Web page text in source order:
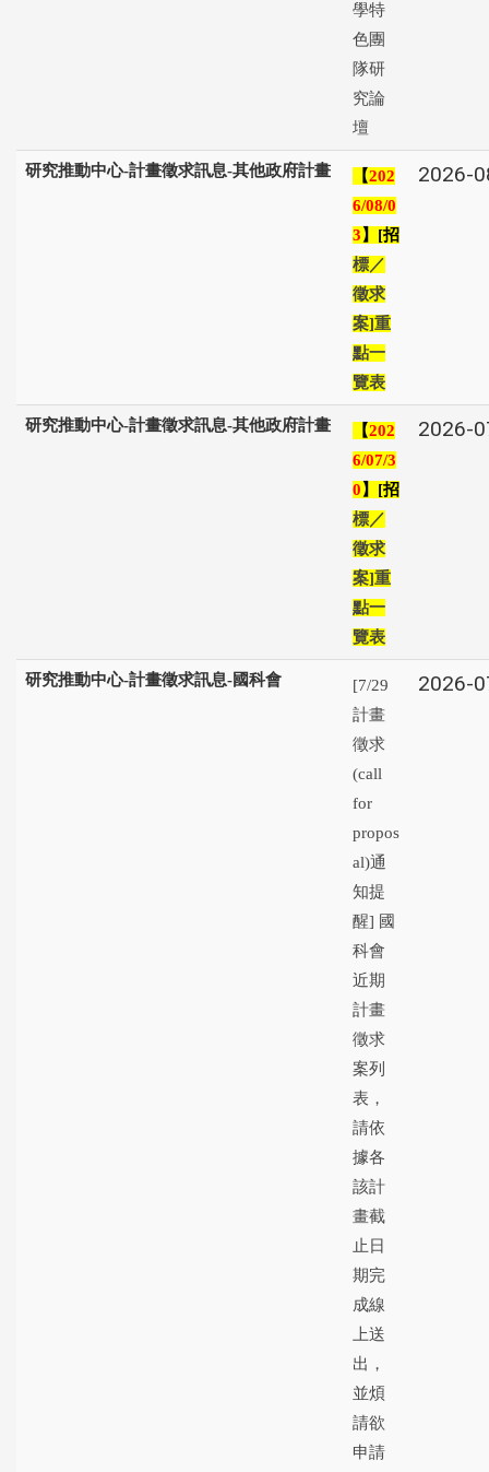
學特
色團
隊研
究論
壇
研究推動中心-計畫徵求訊息-其他政府計畫 【202
6/08/0
3】 [招
標／
徵求
案]重
點一
覽表
2026-
研究推動中心-計畫徵求訊息-其他政府計畫 【202
6/07/3
0】 [招
標／
徵求
案]重
點一
覽表
2026-
研究推動中心-計畫徵求訊息-國科會
[7/29
計畫
徵求
(call
for
propos
al)通
知提
醒] 國
科會
近期
計畫
徵求
案列
表，
請依
據各
該計
畫截
止日
期完
成線
上送
出，
並煩
請欲
申請
2026-